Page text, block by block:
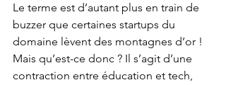
Le terme est d’autant plus en train de
buzzer que certaines startups du
domaine lèvent des montagnes d’or !
Mais qu’est-ce donc ? Il s’agit d’une
contraction entre éducation et tech,